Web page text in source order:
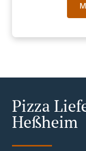
Pizza
Heßheim